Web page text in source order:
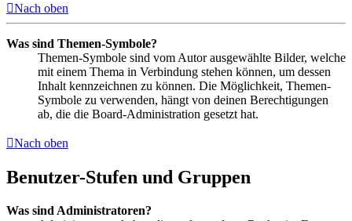
Nach oben
Was sind Themen-Symbole?
Themen-Symbole sind vom Autor ausgewählte Bilder, welche
mit einem Thema in Verbindung stehen können, um dessen
Inhalt kennzeichnen zu können. Die Möglichkeit, Themen-
Symbole zu verwenden, hängt von deinen Berechtigungen
ab, die die Board-Administration gesetzt hat.
Nach oben
Benutzer-Stufen und Gruppen
Was sind Administratoren?